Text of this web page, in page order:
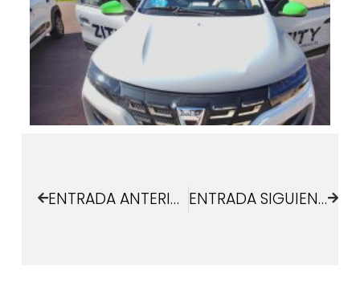
ENTRADA ANTERIOR ENTRADA SIGUIENTE